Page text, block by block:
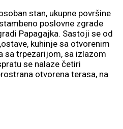
stan, ukupne površine
poslovne zgrade
Papagajka. Sastoji se od
kuhinje sa otvorenim
sa trpezarijom, sa izlazom
se nalaze četiri
otvorena terasa, na